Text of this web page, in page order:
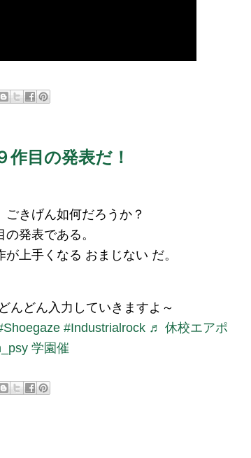
作目の発表だ！
きげん如何だろうか？
発表である。
上手くなる おまじない だ。
どんどん入力していきますよ～
#Industrialrock ♬ 休校エアポ
学園催